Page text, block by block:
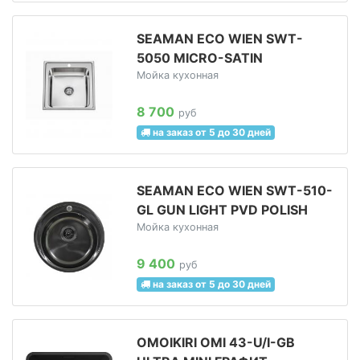
SEAMAN ECO WIEN SWT-
5050 MICRO-SATIN
Мойка кухонная
8 700 руб
на заказ от 5 до 30 дней
SEAMAN ECO WIEN SWT-510-
GL GUN LIGHT PVD POLISH
Мойка кухонная
9 400 руб
на заказ от 5 до 30 дней
OMOIKIRI OMI 43-U/I-GB